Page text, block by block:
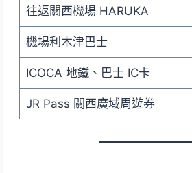
往返關西機場 HARUKA
機場利木津巴士
ICOCA 地鐵、巴士 IC卡
JR Pass 關西廣域周遊券